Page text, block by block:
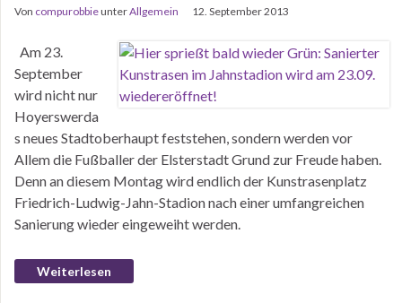
Von compurobbieunterAllgemein 12. September 2013
Am 23.
September
wird nicht nur
Hoyerswerda
s neues Stadtoberhaupt feststehen, sondern werden vor
Allem die Fußballer der Elsterstadt Grund zur Freude haben.
Denn an diesem Montag wird endlich der Kunstrasenplatz
Friedrich-Ludwig-Jahn-Stadion nach einer umfangreichen
Sanierung wieder eingeweiht werden.
Weiterlesen